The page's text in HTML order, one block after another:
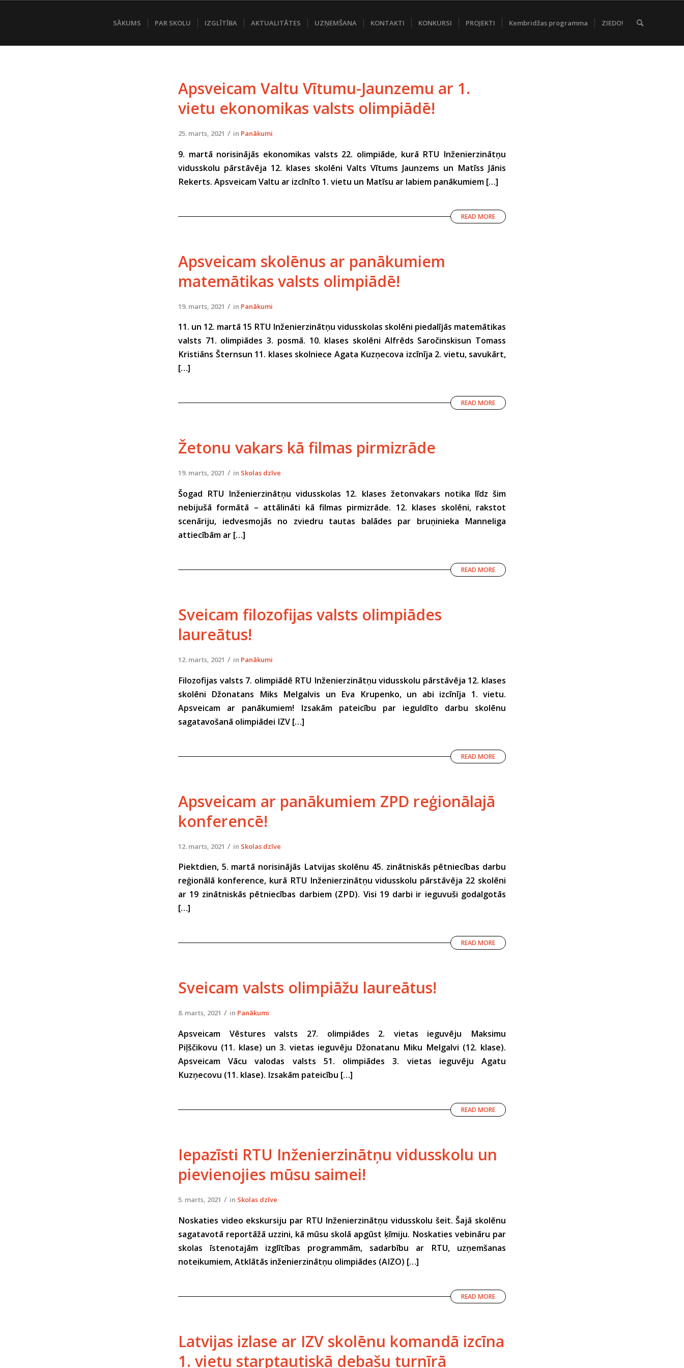
SĀKUMS PAR SKOLU IZGLĪTĪBA AKTUALITĀTES UZŅEMŠANA KONTAKTI KONKURSI PROJEKTI Kembridžas programma ZIEDO!
Apsveicam Valtu Vītumu-Jaunzemu ar 1.
vietu ekonomikas valsts olimpiādē!
25. marts, 2021 / in Panākumi
9. martā norisinājās ekonomikas valsts 22. olimpiāde, kurā RTU Inženierzinātņu
vidusskolu pārstāvēja 12. klases skolēni Valts Vītums Jaunzems un Matīss Jānis
Rekerts. Apsveicam Valtu ar izcīnīto 1. vietu un Matīsu ar labiem panākumiem […]
READ MORE
Apsveicam skolēnus ar panākumiem
matemātikas valsts olimpiādē!
19. marts, 2021 / in Panākumi
11. un 12. martā 15 RTU Inženierzinātņu vidusskolas skolēni piedalījās matemātikas
valsts 71. olimpiādes 3. posmā. 10. klases skolēni Alfrēds Saročinskisun Tomass
Kristiāns Šternsun 11. klases skolniece Agata Kuzņecova izcīnīja 2. vietu, savukārt,
[…]
READ MORE
Žetonu vakars kā filmas pirmizrāde
19. marts, 2021 / in Skolas dzīve
Šogad RTU Inženierzinātņu vidusskolas 12. klases žetonvakars notika līdz šim
nebijušā formātā – attālināti kā filmas pirmizrāde. 12. klases skolēni, rakstot
scenāriju, iedvesmojās no zviedru tautas balādes par bruņinieka Manneliga
attiecībām ar […]
READ MORE
Sveicam filozofijas valsts olimpiādes
laureātus!
12. marts, 2021 / in Panākumi
Filozofijas valsts 7. olimpiādē RTU Inženierzinātņu vidusskolu pārstāvēja 12. klases
skolēni Džonatans Miks Melgalvis un Eva Krupenko, un abi izcīnīja 1. vietu.
Apsveicam ar panākumiem! Izsakām pateicību par ieguldīto darbu skolēnu
sagatavošanā olimpiādei IZV […]
READ MORE
Apsveicam ar panākumiem ZPD reģionālajā
konferencē!
12. marts, 2021 / in Skolas dzīve
Piektdien, 5. martā norisinājās Latvijas skolēnu 45. zinātniskās pētniecības darbu
reģionālā konference, kurā RTU Inženierzinātņu vidusskolu pārstāvēja 22 skolēni
ar 19 zinātniskās pētniecības darbiem (ZPD). Visi 19 darbi ir ieguvuši godalgotās
[…]
READ MORE
Sveicam valsts olimpiāžu laureātus!
8. marts, 2021 / in Panākumi
Apsveicam Vēstures valsts 27. olimpiādes 2. vietas ieguvēju Maksimu
Piļščikovu (11. klase) un 3. vietas ieguvēju Džonatanu Miku Melgalvi (12. klase).
Apsveicam Vācu valodas valsts 51. olimpiādes 3. vietas ieguvēju Agatu
Kuzņecovu (11. klase). Izsakām pateicību […]
READ MORE
Iepazīsti RTU Inženierzinātņu vidusskolu un
pievienojies mūsu saimei!
5. marts, 2021 / in Skolas dzīve
Noskaties video ekskursiju par RTU Inženierzinātņu vidusskolu šeit. Šajā skolēnu
sagatavotā reportāžā uzzini, kā mūsu skolā apgūst ķīmiju. Noskaties vebināru par
skolas īstenotajām izglītības programmām, sadarbību ar RTU, uzņemšanas
noteikumiem, Atklātās inženierzinātņu olimpiādes (AIZO) […]
READ MORE
Latvijas izlase ar IZV skolēnu komandā izcīna
1. vietu starptautiskā debašu turnīrā